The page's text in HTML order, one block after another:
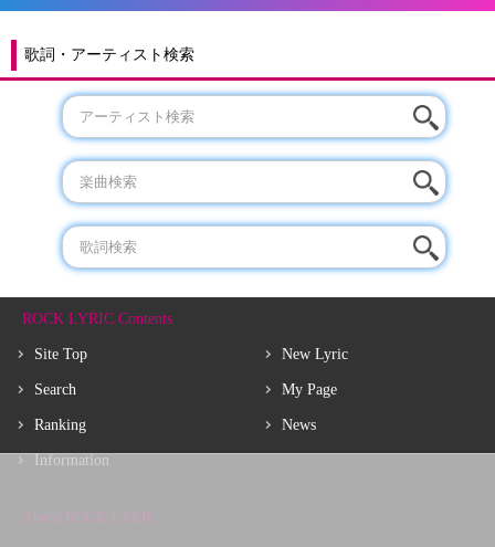
歌詞・アーティスト検索
ROCK LYRIC Contents
Site Top
Search
Ranking
Information
New Lyric
My Page
News
About ROCK LYRIC